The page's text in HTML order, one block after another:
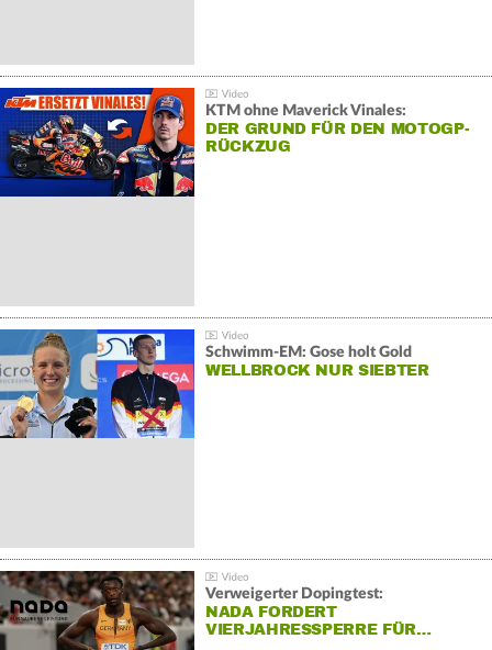
KTM ohne Maverick Vinales:
DER GRUND FÜR DEN MOTOGP-
RÜCKZUG
Schwimm-EM: Gose holt Gold
WELLBROCK NUR SIEBTER
Verweigerter Dopingtest:
NADA FORDERT
VIERJAHRESSPERRE FÜR…